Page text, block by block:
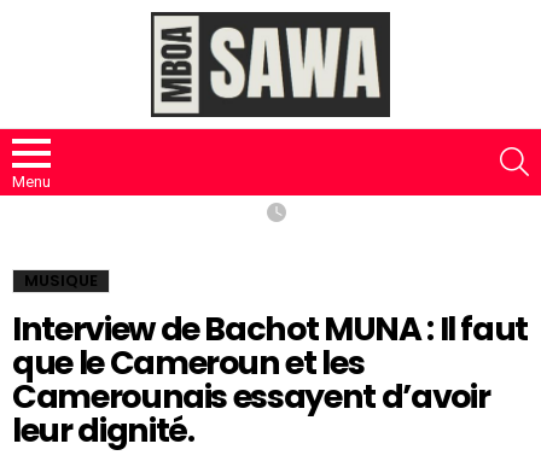
Menu
MUSIQUE
Interview de Bachot MUNA : Il faut
que le Cameroun et les
Camerounais essayent d’avoir
leur dignité.